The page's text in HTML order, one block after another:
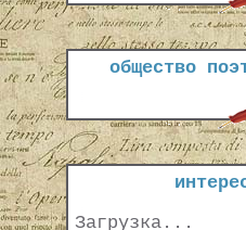
общество
Загрузка...